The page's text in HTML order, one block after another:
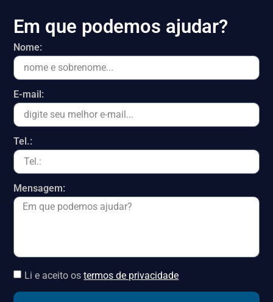
Em que podemos ajudar?
Nome:
E-mail:
Tel.:
Mensagem:
Li e aceito ostermos de privacidade